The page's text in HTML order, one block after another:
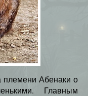
племени Абенаки о
Главным